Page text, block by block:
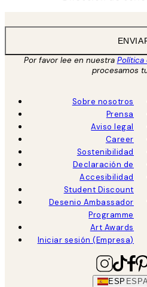
Por favor lee en nuestra Política
procesamos
Sobre nosotros
Prensa
Aviso legal
Career
Sostenibilidad
Declaración de
Accesibilidad
Student Discount
Desenio Ambassador
Programme
Art Awards
Iniciar sesión (Empresa)
ESP